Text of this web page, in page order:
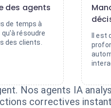
des agents
de temps à
résoudre
des clients.
Il
Nos agents IA
correctives